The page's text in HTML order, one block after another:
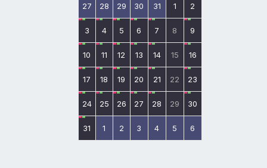
27 28 29 30 31 1 2
3 4 5 6 7 8 9
10 11 12 13 14 15 16
17 18 19 20 21 22 23
24 25 26 27 28 29 30
31 1 2 3 4 5 6